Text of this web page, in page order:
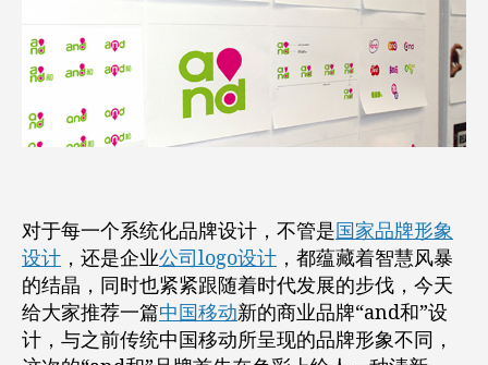
品
牌
“and
品
牌
计
对于每一个系统化品牌设计，不管是国家品牌形象
设计 ，还是企业公司logo设计 ，都蕴藏着智慧风暴
的结晶，同时也紧紧跟随着时代发展的步伐，今天
给大家推荐一篇中国移动新的商业品牌“and和”设
计，与之前传统中国移动所呈现的品牌形象不同，